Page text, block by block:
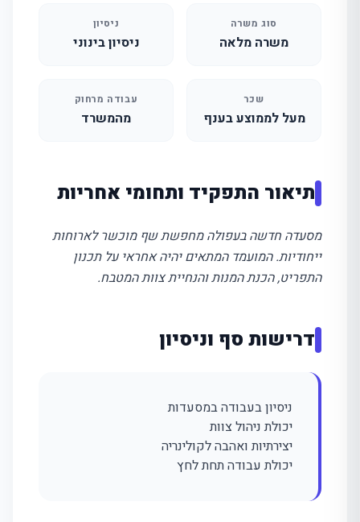
סוג משרה
משרה מלאה
ניסיון
ניסיון בינוני
שכר
מעל לממוצע בענף
עבודה מרחוק
מהמשרד
תיאור התפקיד ותחומי אחריות
מסעדה חדשה בעפולה מחפשת שף מוכשר לארוחות
ייחודיות. המועמד המתאים יהיה אחראי על תכנון
התפריט, הכנת המנות והנחיית צוות המטבח.
דרישות סף וניסיון
ניסיון בעבודה במסעדות
יכולת ניהול צוות
יצירתיות ואהבה לקולינריה
יכולת עבודה תחת לחץ